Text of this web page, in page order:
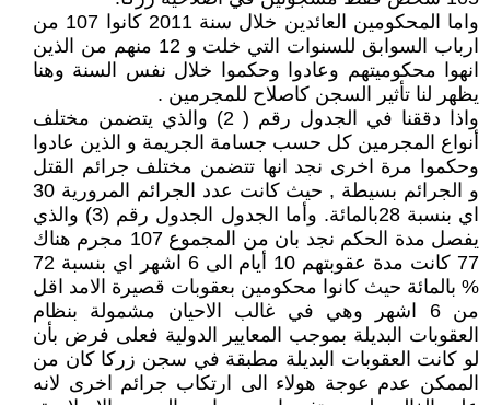
واما المحكومين العائدين خلال سنة 2011 كانوا 107 من
ارباب السوابق للسنوات التي خلت و 12 منهم من الذين
انهوا محكوميتهم وعادوا وحكموا خلال نفس السنة وهنا
يظهر لنا تأثير السجن كاصلاح للمجرمين .
واذا دققنا في الجدول رقم ( 2) والذي يتضمن مختلف
أنواع المجرمين كل حسب جسامة الجريمة و الذين عادوا
وحكموا مرة اخرى نجد انها تتضمن مختلف جرائم القتل
و الجرائم بسيطة , حيث كانت عدد الجرائم المرورية 30
اي بنسبة 28بالمائة. وأما الجدول الجدول رقم (3) والذي
يفصل مدة الحكم نجد بان من المجموع 107 مجرم هناك
77 كانت مدة عقوبتهم 10 أيام الى 6 اشهر اي بنسبة 72
% بالمائة حيث كانوا محكومين بعقوبات قصيرة الامد اقل
من 6 اشهر وهي في غالب الاحيان مشمولة بنظام
العقوبات البديلة بموجب المعايير الدولية فعلى فرض بأن
لو كانت العقوبات البديلة مطبقة في سجن زركا كان من
الممكن عدم عوجة هولاء الى ارتكاب جرائم اخرى لانه